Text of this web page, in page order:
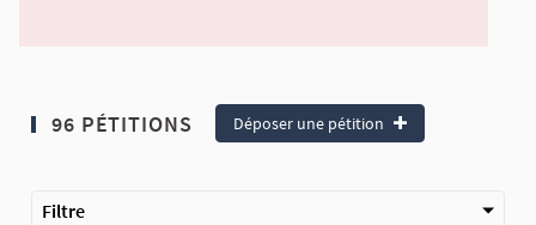
96 PÉTITIONS Déposer une pétition
Filtre